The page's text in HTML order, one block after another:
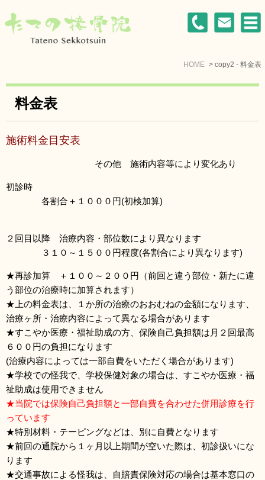
HOME copy2 - 料金表
料金表
施術料金目安表
その他 施術内容等により変化あり
初診時
各割合＋１０００円(初検加算)
２回目以降 治療内容・部位数により異なります
３１０～１５００円程度(各割合により異なります)
★再診加算 ＋１００～２００円（前回と違う部位・新たに違
う部位の治療時に加算されます）
★上の料金表は、１か所の治療のおおむねの金額になります、
治療ヶ所・治療内容によって異なる場合があります
★すこやか医療・福祉助成の方、保険自己負担額は月２回最高
６００円の負担になります
(治療内容によっては一部自費をいただく場合があります)
★学校での怪我で、学校保健対象の場合は、すこやか医療・福
祉助成は使用できません
★当院では保険自己負担額と一部自費を合わせた併用診療を行
っています
★特別材料・テーピングなどは、別に自費となります
★前回の通院から１ヶ月以上期間が空いた際は、初診扱いにな
ります
★交通事故による怪我は、自賠責保険対応の場合は基本窓口の